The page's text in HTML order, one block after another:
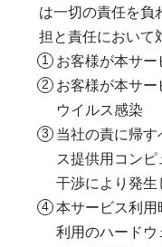
は一切の責任を負
担と責任において
お客様が本サ
お客様が本サ
ウイルス感染
当社の責に帰
ス提供用コン
干渉により発生
本サービス利
利用のハード